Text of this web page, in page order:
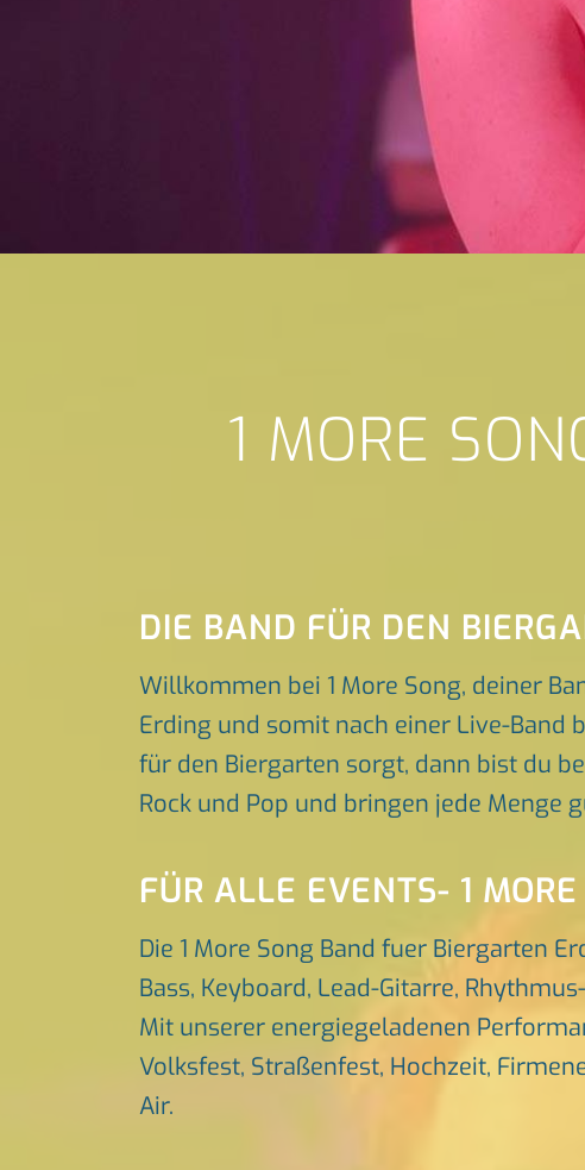
1 MORE
DIE BAND FÜR DEN
Willkommen bei 1 More Song, deiner
Erding und somit nach einer Live-Band
für den Biergarten sorgt, dann bist du
Rock und Pop und bringen jede Menge
FÜR ALLE EVENTS- 1 MORE
Die 1 More Song Band fuer Biergarten
Bass, Keyboard, Lead-Gitarre,
Mit unserer energiegeladenen
Volksfest, Straßenfest, Hochzeit,
Air.